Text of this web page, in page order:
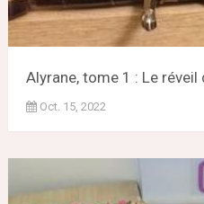
Alyrane, tome 1 : Le réveil
Oct. 15, 2022